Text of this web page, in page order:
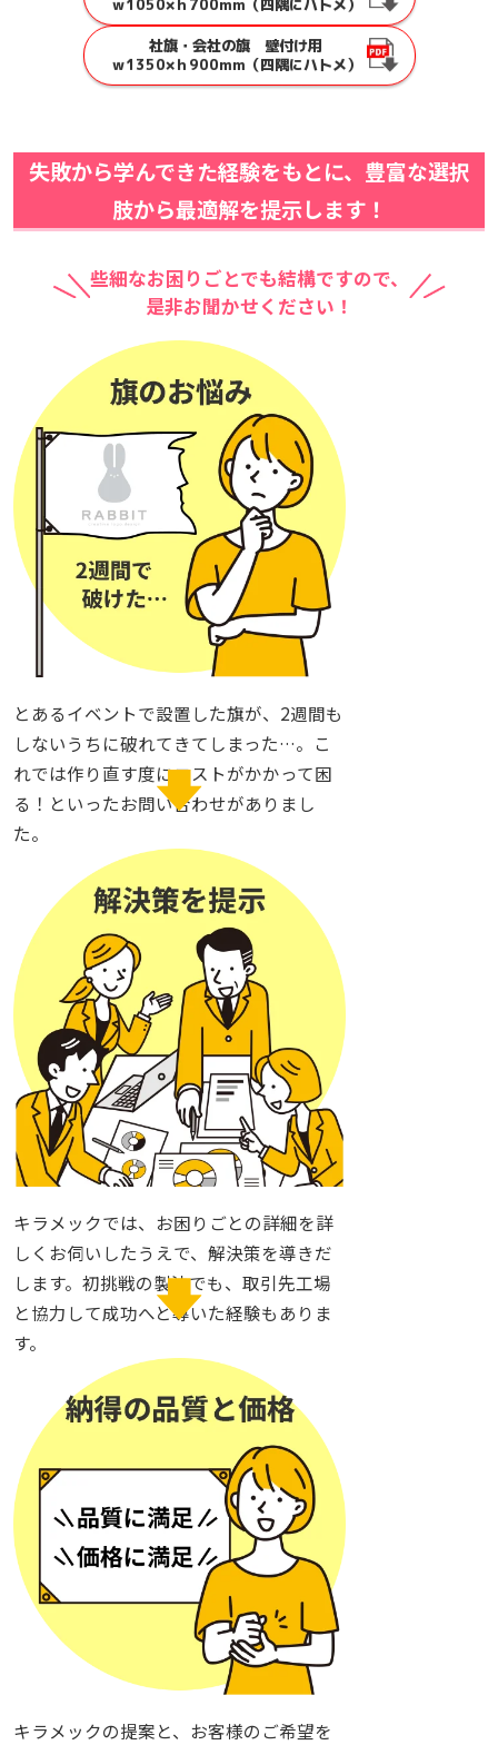
ｗ1050×ｈ700mm（四隅にハトメ）
社旗・会社の旗 壁付け用
ｗ1350×ｈ900mm（四隅にハトメ）
失敗から学んできた経験をもとに、豊富な選択
肢から最適解を提示します！
些細なお困りごとでも結構ですので、
是非お聞かせください！
とあるイベントで設置した旗が、2週間も
しないうちに破れてきてしまった…。こ
れでは作り直す度にコストがかかって困
る！といったお問い合わせがありまし
た。
キラメックでは、お困りごとの詳細を詳
しくお伺いしたうえで、解決策を導きだ
します。初挑戦の製法でも、取引先工場
と協力して成功へと導いた経験もありま
す。
キラメックの提案と、お客様のご希望を